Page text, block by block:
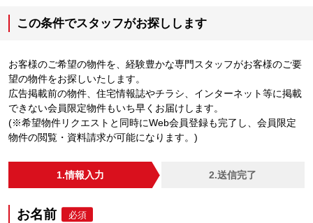
この条件でスタッフがお探しします
お客様のご希望の物件を、経験豊かな専門スタッフがお客様のご要
望の物件をお探しいたします。
広告掲載前の物件、住宅情報誌やチラシ、インターネット等に掲載
できない会員限定物件もいち早くお届けします。
(※希望物件リクエストと同時にWeb会員登録も完了し、会員限定
物件の閲覧・資料請求が可能になります。)
1.情報入力 2.送信完了
お名前 必須